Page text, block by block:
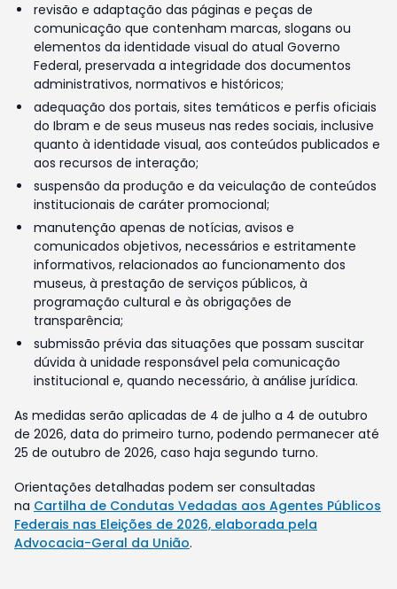
revisão e adaptação das páginas e peças de
comunicação que contenham marcas, slogans ou
elementos da identidade visual do atual Governo
Federal, preservada a integridade dos documentos
administrativos, normativos e históricos;
adequação dos portais, sites temáticos e perfis oficiais
do Ibram e de seus museus nas redes sociais, inclusive
quanto à identidade visual, aos conteúdos publicados e
aos recursos de interação;
suspensão da produção e da veiculação de conteúdos
institucionais de caráter promocional;
manutenção apenas de notícias, avisos e
comunicados objetivos, necessários e estritamente
informativos, relacionados ao funcionamento dos
museus, à prestação de serviços públicos, à
programação cultural e às obrigações de
transparência;
submissão prévia das situações que possam suscitar
dúvida à unidade responsável pela comunicação
institucional e, quando necessário, à análise jurídica.
As medidas serão aplicadas de 4 de julho a 4 de outubro
de 2026, data do primeiro turno, podendo permanecer até
25 de outubro de 2026, caso haja segundo turno.
Orientações detalhadas podem ser consultadas
na Cartilha de Condutas Vedadas aos Agentes Públicos
Federais nas Eleições de 2026, elaborada pela
Advocacia-Geral da União.